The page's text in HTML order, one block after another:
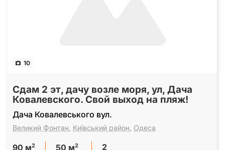
10
Сдам 2 эт, дачу возле моря, ул, Дача
Ковалевского. Свой выход на пляж!
Дача Ковалевського вул.
Великий Фонтан, Київський район, Одеса
90 м2 50 м2 2